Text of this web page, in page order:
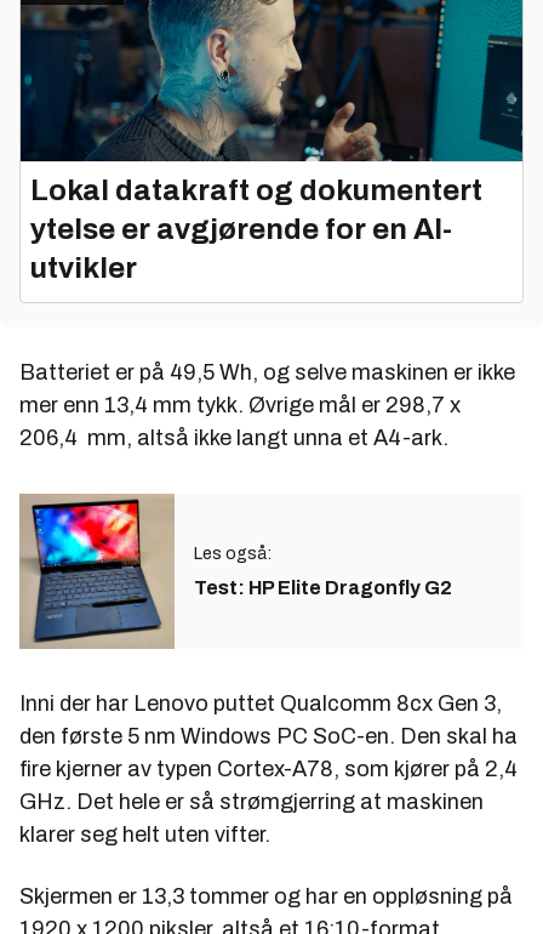
Lokal datakraft og dokumentert
ytelse er avgjørende for en AI-
utvikler
Batteriet er på 49,5 Wh, og selve maskinen er ikke
mer enn 13,4 mm tykk. Øvrige mål er 298,7 x
206,4 mm, altså ikke langt unna et A4-ark.
Les også:
Test: HP Elite Dragonfly G2
Inni der har Lenovo puttet Qualcomm 8cx Gen 3,
den første 5 nm Windows PC SoC-en. Den skal ha
fire kjerner av typen Cortex-A78, som kjører på 2,4
GHz. Det hele er så strømgjerring at maskinen
klarer seg helt uten vifter.
Skjermen er 13,3 tommer og har en oppløsning på